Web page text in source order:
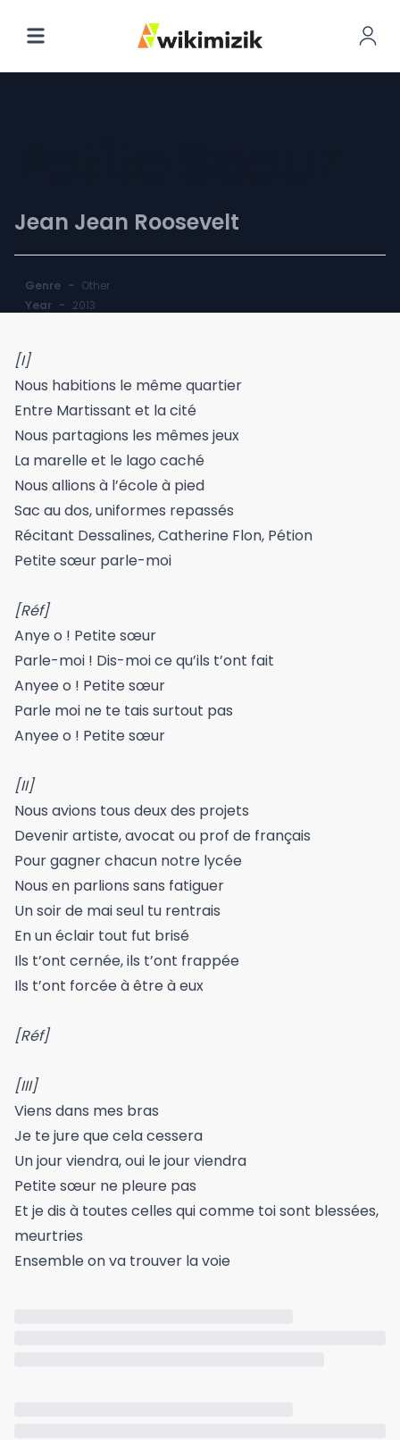
Jean Jean Roosevelt
Genre - Other
Year - 2013
[I]
Nous habitions le même quartier
Entre Martissant et la cité
Nous partagions les mêmes jeux
La marelle et le lago caché
Nous allions à l’école à pied
Sac au dos, uniformes repassés
Récitant Dessalines, Catherine Flon, Pétion
Petite sœur parle-moi
[Réf]
Anye o ! Petite sœur
Parle-moi ! Dis-moi ce qu’ils t’ont fait
Anyee o ! Petite sœur
Parle moi ne te tais surtout pas
Anyee o ! Petite sœur
[II]
Nous avions tous deux des projets
Devenir artiste, avocat ou prof de français
Pour gagner chacun notre lycée
Nous en parlions sans fatiguer
Un soir de mai seul tu rentrais
En un éclair tout fut brisé
Ils t’ont cernée, ils t’ont frappée
Ils t’ont forcée à être à eux
[Réf]
[III]
Viens dans mes bras
Je te jure que cela cessera
Un jour viendra, oui le jour viendra
Petite sœur ne pleure pas
Et je dis à toutes celles qui comme toi sont blessées,
meurtries
Ensemble on va trouver la voie